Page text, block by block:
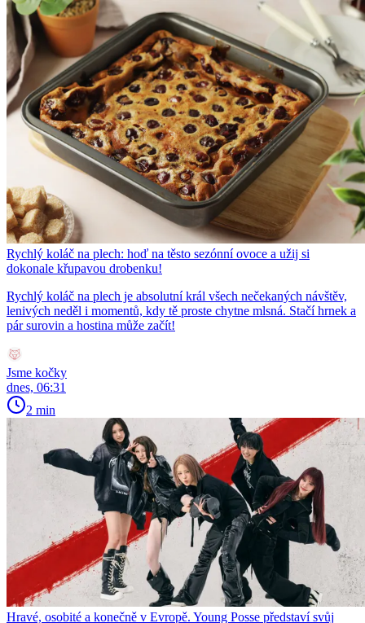
Rychlý koláč na plech: hoď na těsto sezónní ovoce a užij si
dokonale křupavou drobenku!
Rychlý koláč na plech je absolutní král všech nečekaných návštěv,
lenivých neděl i momentů, kdy tě proste chytne mlsná. Stačí hrnek a
pár surovin a hostina může začít!
Jsme kočky
dnes, 06:31
2 min
Hravé, osobité a konečně v Evropě. Young Posse představí svůj